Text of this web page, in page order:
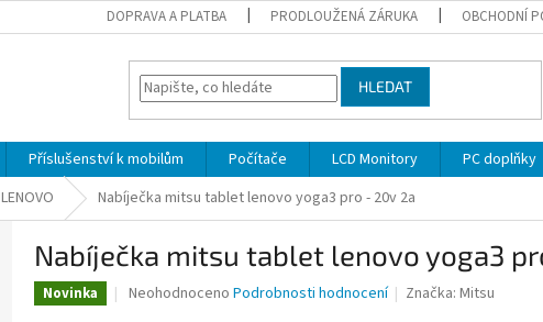
DOPRAVA A PLATBA PRODLOUŽENÁ ZÁRUKA OBCHODNÍ
HLEDAT
Příslušenství k mobilům Počítače LCD Monitory PC doplňky
LENOVO Nabíječka mitsu tablet lenovo yoga3 pro - 20v 2a
Nabíječka mitsu tablet lenovo yoga3
Novinka
Průměrné
Neohodnoceno Podrobnosti hodnocení Značka:Mitsu